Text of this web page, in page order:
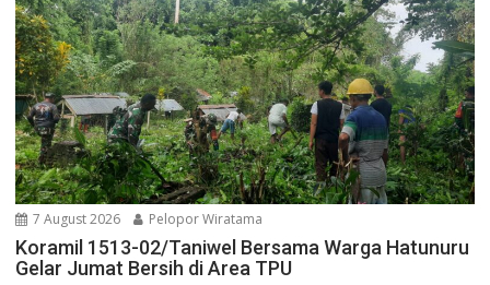
7 August 2026 Pelopor Wiratama
Koramil 1513-02/Taniwel Bersama Warga Hatunuru
Gelar Jumat Bersih di Area TPU